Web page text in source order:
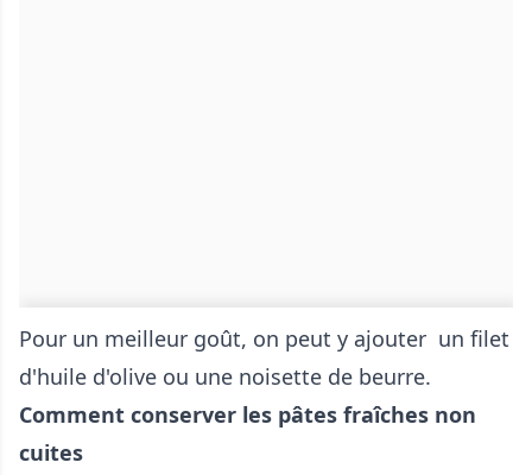
Pour un meilleur goût, on peut y ajouter un filet
d'huile d'olive ou une noisette de beurre.
Comment conserver les pâtes fraîches non
cuites